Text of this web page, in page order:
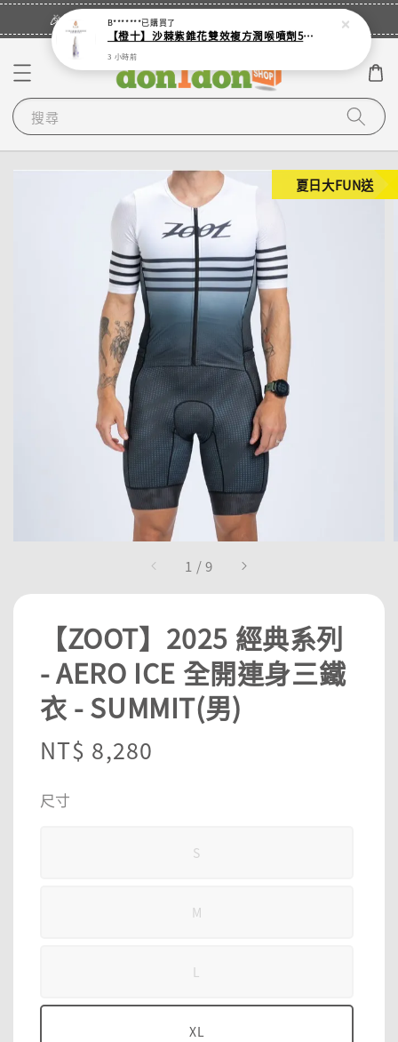
🎉登入會員・領取您的專屬折扣券！
搜尋
1 /9
夏日大FUN送
【ZOOT】2025 經典系列
- AERO ICE 全開連身三鐵
衣 - SUMMIT(男)
Regular
NT$ 8,280
尺寸
S
M
L
XL
B*******已購買了
【橙十】沙棘紫錐花雙效複方潤喉噴劑50ml 涼感加強版 新配方
3 小時前